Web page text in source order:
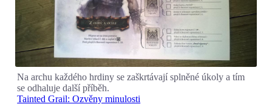
Na archu každého hrdiny se zaškrtávají splněné úkoly a tím
se odhaluje další příběh.
Tainted Grail: Ozvěny minulosti